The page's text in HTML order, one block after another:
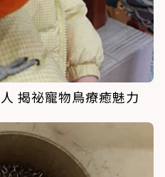
揭祕寵物鳥療癒魅力